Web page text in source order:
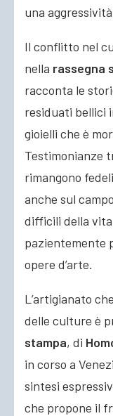
una
Il conflitto nel
nella rassegna
racconta le
residuati bellici
gioielli che è
Testimonianze
rimangono
anche sul
difficili della
pazientemente
opere d’arte.
L’artigianato
delle culture è
stampa, di
in corso a
sintesi
che propone il